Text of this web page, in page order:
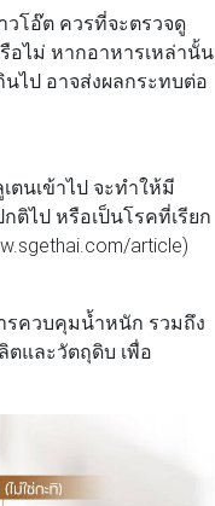
อ๊ต ควรที่จะตรวจดู
อไม่ หากอาหารเหล่านั้น
ไป อาจส่งผลกระทบต่อ
นเข้าไป จะทำให้มี
ติไป หรือเป็นโรคที่เรียก
article)
รควบคุมน้ำหนัก รวมถึง
และวัตถุดิบ เพื่อ